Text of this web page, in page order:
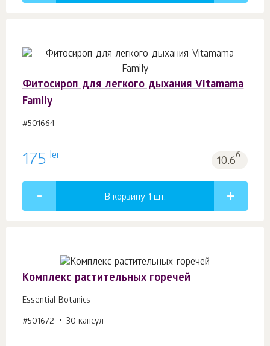
Фитосироп для легкого дыхания Vitamama
Family
#501664
175 lei 10.6б.
В корзину 1 шт.
Комплекс растительных горечей
Essential Botanics
#501672 30 капсул